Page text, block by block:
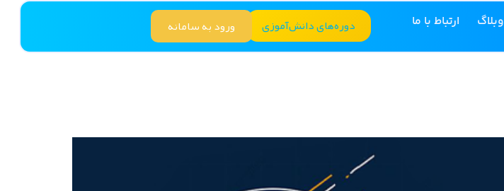
وبلاگ ارتباط با ما دوره‌های دانش‌آموزی ورود به سامانه